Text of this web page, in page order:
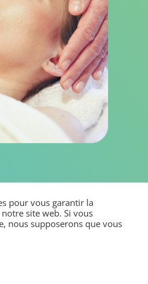
pour vous garantir la
site web. Si vous
nous supposerons que vous